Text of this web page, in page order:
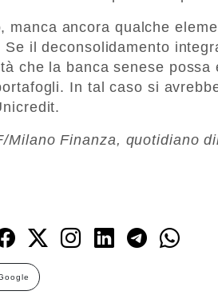
manca ancora qualche
il deconsolidamento
che la banca senese
In tal caso si
Milano Finanza, quotidiano